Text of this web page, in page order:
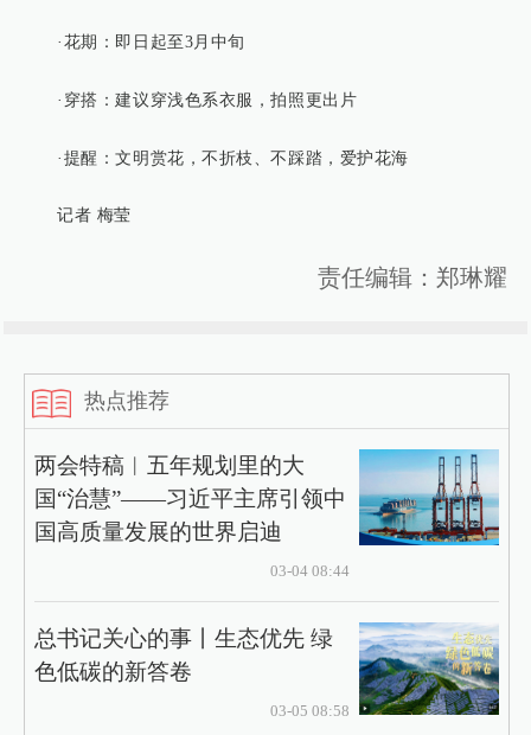
·花期：即日起至3月中旬
·穿搭：建议穿浅色系衣服，拍照更出片
·提醒：文明赏花，不折枝、不踩踏，爱护花海
记者 梅莹
责任编辑：郑琳耀
热点推荐
两会特稿︱五年规划里的大
国“治慧”——习近平主席引领中
国高质量发展的世界启迪
03-04 08:44
总书记关心的事丨生态优先 绿
色低碳的新答卷
03-05 08:58